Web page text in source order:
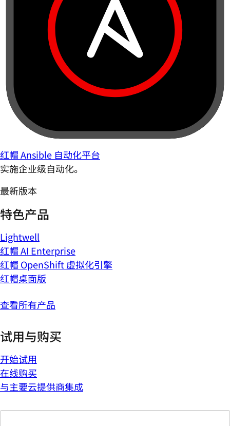
红帽 Ansible 自动化平台
实施企业级自动化。
最新版本
特色产品
Lightwell
红帽 AI Enterprise
红帽 OpenShift 虚拟化引擎
红帽桌面版
查看所有产品
试用与购买
开始试用
在线购买
与主要云提供商集成